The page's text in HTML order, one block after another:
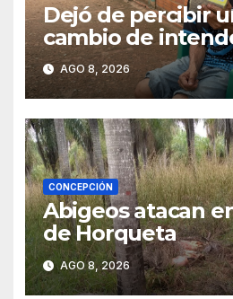
Dejó de percibir
cambio de
ahora vende
subsistir
AGO 8, 2026
CONCEPCIÓN
Abigeos atacan
de Horqueta
AGO 8, 2026